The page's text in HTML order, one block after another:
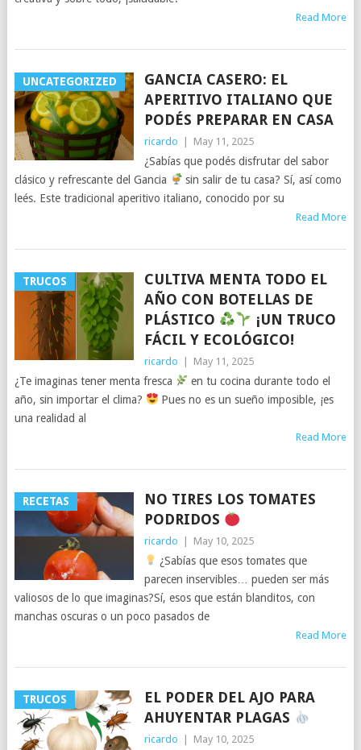
Read More
UNCATEGORIZED
GANCIA CASERO: EL
APERITIVO ITALIANO QUE
PODÉS PREPARAR EN CASA
ricardo May 11, 2025
¿Sabías que podés disfrutar del sabor
clásico y refrescante del Gancia
sin salir de tu casa? Sí, así como
leés. Este tradicional aperitivo italiano, conocido por su
Read More
TRUCOS
CULTIVA MENTA TODO EL
AÑO CON BOTELLAS DE
PLÁSTICO
¡UN TRUCO
FÁCIL Y ECOLÓGICO!
ricardo May 11, 2025
¿Te imaginas tener menta fresca
en tu cocina durante todo el
año, sin importar el clima?
Pues no es un sueño imposible, ¡es
una realidad al
Read More
RECETAS
NO TIRES LOS TOMATES
PODRIDOS
ricardo May 10, 2025
¿Sabías que esos tomates que
parecen inservibles… pueden ser más
valiosos de lo que imaginas?Sí, esos que están blanditos, con
manchas oscuras o un poco pasados de
Read More
TRUCOS
EL PODER DEL AJO PARA
AHUYENTAR PLAGAS
ricardo May 10, 2025